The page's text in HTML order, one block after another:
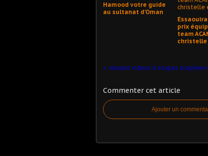
Hamood votre guide
au sultanat d'Oman
prix
team
christelle
Commenter cet article
Ajouter un